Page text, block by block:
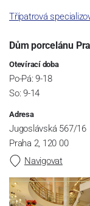
Třípatrová
Dům porcelánu
Otevírací doba
Po-Pá: 9-18
So: 9-14
Adresa
Jugoslávská 567/16
Praha 2, 120 00
Navigovat